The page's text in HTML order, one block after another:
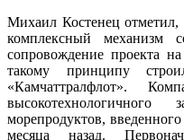
Михаил Костенец отметил,
комплексный механизм
сопровождение проекта
такому принципу
«Камчаттралфлот».
высокотехнологичного
морепродуктов,
месяца назад.